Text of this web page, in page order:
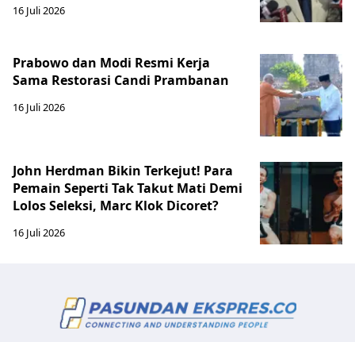
16 Juli 2026
Prabowo dan Modi Resmi Kerja
Sama Restorasi Candi Prambanan
16 Juli 2026
John Herdman Bikin Terkejut! Para
Pemain Seperti Tak Takut Mati Demi
Lolos Seleksi, Marc Klok Dicoret?
16 Juli 2026